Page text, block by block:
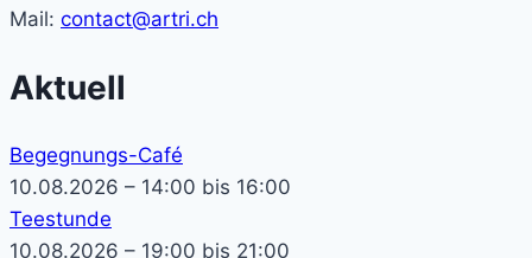
Mail: contact@artri.ch
Aktuell
Begegnungs-Café
10.08.2026 – 14:00 bis 16:00
Teestunde
10.08.2026 – 19:00 bis 21:00